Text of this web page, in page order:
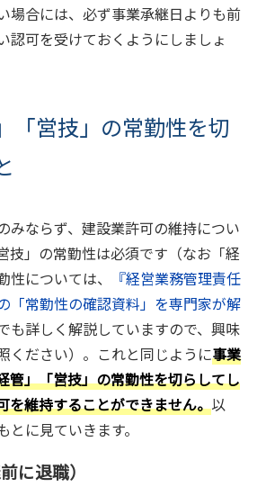
場合には、必ず事業承継日よりも前
認可を受けておくようにしましょ
「営技」の常勤性を切
みならず、建設業許可の維持につい
技」の常勤性は必須です（なお「経
については、
『経営業務管理責任
「常勤性の確認資料」を専門家が解
も詳しく解説していますので、興味
ください）。これと同じように事業
管」「営技」の常勤性を切らしてし
を維持することができません。以
に見ていきます。
に退職）